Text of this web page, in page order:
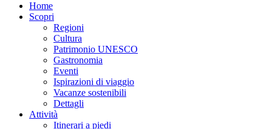
Home
Scopri
Regioni
Cultura
Patrimonio UNESCO
Gastronomia
Eventi
Ispirazioni di viaggio
Vacanze sostenibili
Dettagli
Attività
Itinerari a piedi